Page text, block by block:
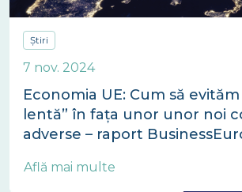
Știri
7 nov. 2024
Economia UE: Cum să
lentă” în fața unor unor noi
adverse – raport
Află mai multe